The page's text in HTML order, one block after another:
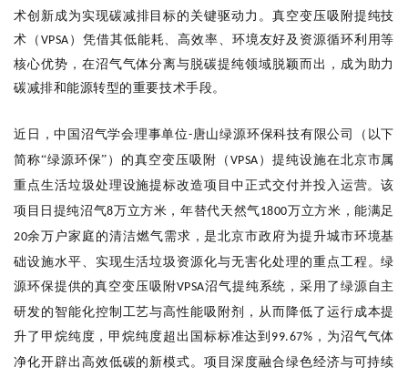
术创新成为实现碳减排目标的关键驱动力。真空变压吸附提纯技
术（ VPSA ）凭借其低能耗、高效率、环境友好及资源循环利用等
核心优势，在沼气气体分离与脱碳提纯领域脱颖而出，成为助力
碳减排和能源转型的重要技术手段。
近日 ，中国沼气学会理事单位-唐山绿源环保科技有限公司（以下
简称“绿源环保”）的真空变压吸附（ VPSA ）提纯设施在北京市属
重点生活垃圾处理设施提标改造项目中 正式交付并投入运营。该
项目 日提纯沼气8万立方米，年替代天然气1800万立方米，能满足
20余万户家庭的清洁燃气需求 ，是北京市政府为提升城市环境基
础设施水平、实现生活垃圾资源化与无害化处理的重点工程。绿
源环保提供的真空变压吸附VPSA沼气提纯系统，采用了 绿源 自主
研发的智能化控制工艺与高性能吸附剂
，从而降低了运行成本提
升了甲烷纯度，甲烷纯度超出国标标准达到 99.67% ， 为沼气气体
净化开辟出高效低碳的 新模式。项目深度融合绿色经济与可持续